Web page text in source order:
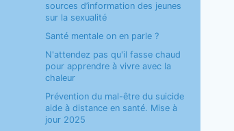
sources d’information des jeunes
sur la sexualité
Santé mentale on en parle ?
N'attendez pas qu'il fasse chaud
pour apprendre à vivre avec la
chaleur
Prévention du mal-être du suicide
aide à distance en santé. Mise à
jour 2025